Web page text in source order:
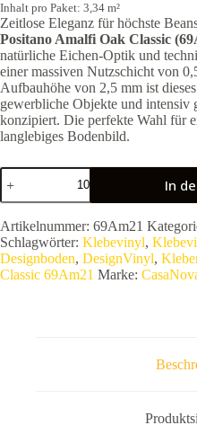
Inhalt pro Paket: 3,34 m²
Zeitlose Eleganz für höchste
Positano Amalfi Oak Classic
natürliche Eichen-Optik und
einer massiven Nutzschicht von
Aufbauhöhe von 2,5 mm ist
gewerbliche Objekte und intensiv
konzipiert. Die perfekte Wahl für
langlebiges Bodenbild.
CasaNova
Positano
Amalfi
Oak
Classic
69Am21
|
Klebevinyl
In
Artikelnummer: 69Am21
Schlagwörter: Klebevinyl,
Designboden, DesignVinyl,
Classic 69Am21 Marke: